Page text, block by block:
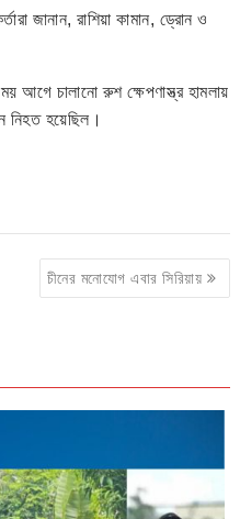
জানান, রাশিয়া কামান, ড্রোন ও
চালানো রুশ ক্ষেপণাস্ত্র হামলায়
নিহত হয়েছিল।
চীনের মনোযোগ এবার সিরিয়ায়